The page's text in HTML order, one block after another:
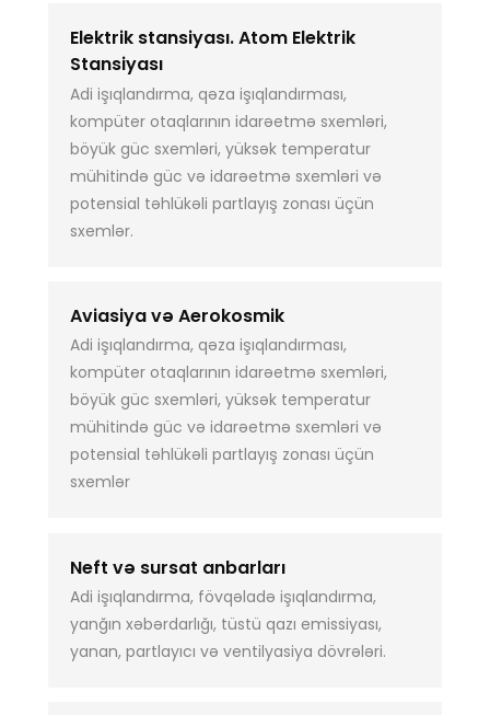
Elektrik stansiyası. Atom Elektrik
Stansiyası
Adi işıqlandırma, qəza işıqlandırması,
kompüter otaqlarının idarəetmə sxemləri,
böyük güc sxemləri, yüksək temperatur
mühitində güc və idarəetmə sxemləri və
potensial təhlükəli partlayış zonası üçün
sxemlər.
Aviasiya və Aerokosmik
Adi işıqlandırma, qəza işıqlandırması,
kompüter otaqlarının idarəetmə sxemləri,
böyük güc sxemləri, yüksək temperatur
mühitində güc və idarəetmə sxemləri və
potensial təhlükəli partlayış zonası üçün
sxemlər
Neft və sursat anbarları
Adi işıqlandırma, fövqəladə işıqlandırma,
yanğın xəbərdarlığı, tüstü qazı emissiyası,
yanan, partlayıcı və ventilyasiya dövrələri.